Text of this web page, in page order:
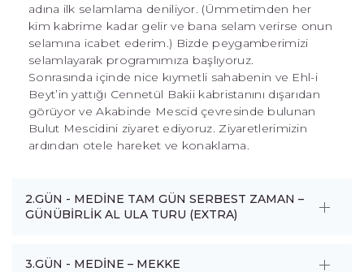
adına ilk selamlama deniliyor. (Ümmetimden her
kim kabrime kadar gelir ve bana selam verirse onun
selamına icabet ederim.) Bizde peygamberimizi
selamlayarak programımıza başlıyoruz.
Sonrasında içinde nice kıymetli sahabenin ve Ehl-i
Beyt’in yattığı Cennetül Bakii kabristanını dışarıdan
görüyor ve Akabinde Mescid çevresinde bulunan
Bulut Mescidini ziyaret ediyoruz. Ziyaretlerimizin
ardından otele hareket ve konaklama.
2.GÜN - MEDİNE TAM GÜN SERBEST ZAMAN –
GÜNÜBİRLİK AL ULA TURU (EXTRA)
3.GÜN - MEDİNE – MEKKE